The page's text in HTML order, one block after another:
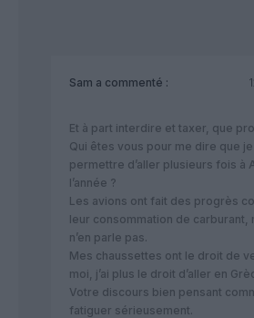
Sam a commenté :
Et à part interdire et taxer, que
Qui êtes vous pour me dire que
permettre d’aller plusieurs fois à
l’année ?
Les avions ont fait des progrès
leur consommation de carburant,
n’en parle pas.
Mes chaussettes ont le droit de
moi, j’ai plus le droit d’aller en
Votre discours bien pensant
fatiguer sérieusement.